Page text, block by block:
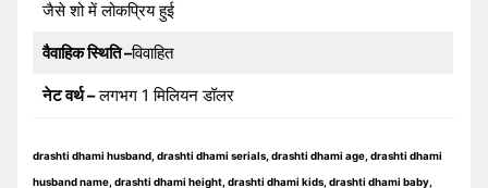
जैसे शो में लोकप्रिय हुई
वैवाहिक स्थिति –विवाहित
नेट वर्थ –लगभग 1 मिलियन डॉलर
drashti dhami husband, drashti dhami serials, drashti dhami age, drashti dhami
husband name, drashti dhami height, drashti dhami kids, drashti dhami baby,